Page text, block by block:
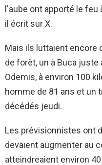
l'aube ont apporté le
il écrit sur X.
Mais ils luttaient encore
de forêt, un à Buca
Odemis, à environ 100
homme de 81 ans et un
décédés jeudi.
Les prévisionnistes ont
devaient augmenter au
atteindreaient environ